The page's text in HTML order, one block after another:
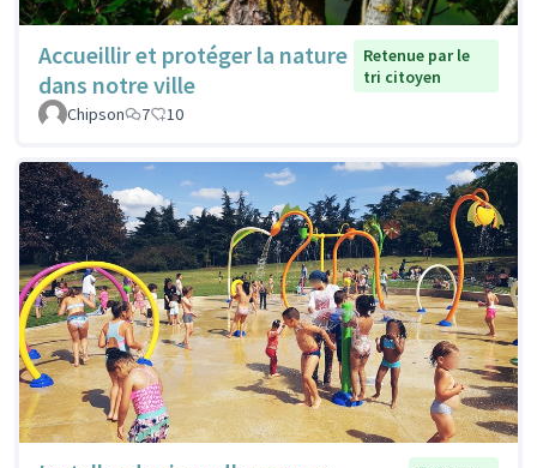
Accueillir et protéger la nature
dans notre ville
Retenue par le
tri citoyen
Chipson
7 10